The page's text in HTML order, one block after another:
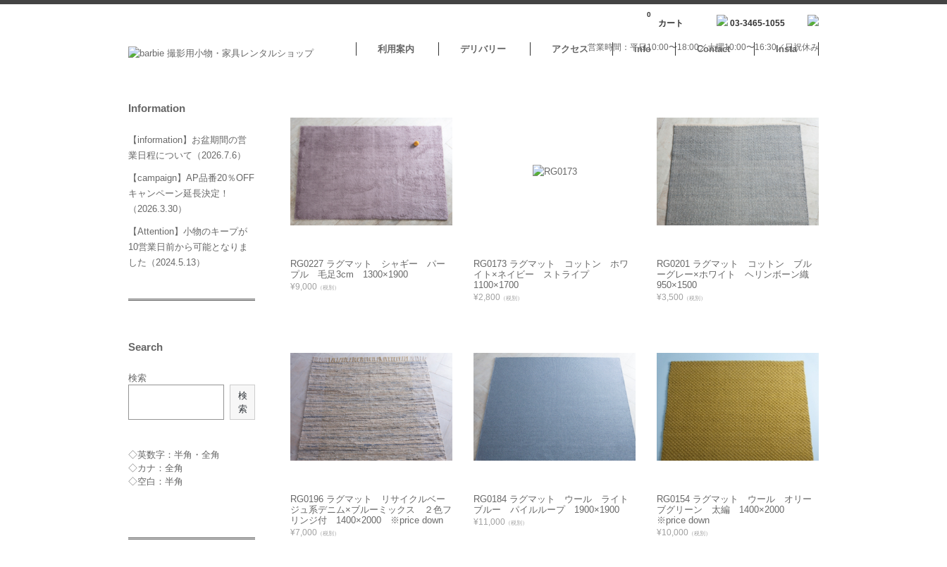
カート
0
03-3465-1055
営業時間：平日10:00〜18:00／土曜10:00〜16:30／日祝休み
利用案内 デリバリー アクセス info Contact Insta
RG0227 ラグマット シャギー パー
プル 毛足3cm 1300×1900
¥9,000 （税別）
RG0173 ラグマット コットン ホワ
イト×ネイビー ストライプ
1100×1700
¥2,800 （税別）
RG0201 ラグマット コットン ブル
ーグレー×ホワイト ヘリンボーン織
950×1500
¥3,500 （税別）
RG0196 ラグマット リサイクルベー
ジュ系デニム×ブルーミックス ２色フ
リンジ付 1400×2000 ※price down
¥7,000 （税別）
RG0184 ラグマット ウール ライト
ブルー パイルループ 1900×1900
¥11,000 （税別）
RG0154 ラグマット ウール オリー
ブグリーン 太編 1400×2000
※price down
¥10,000 （税別）
Information
【information】お盆期間の営
業日程について（2026.7.6）
【campaign】AP品番20％OFF
キャンペーン延長決定！
（2026.3.30）
【Attention】小物のキープが
10営業日前から可能となりま
した（2024.5.13）
Search
検索
検
索
◇英数字：半角・全角
◇カナ：全角
◇空白：半角